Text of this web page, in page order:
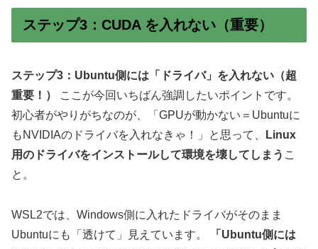
ステップ3：CUDA を入れない（重要）
ステップ3：Ubuntu側には「ドライバ」を入れない（超
重要！）
ここが今回いちばん強調したいポイントです。
初心者がやりがちなのが、「GPUが動かない＝Ubuntuに
もNVIDIAのドライバを入れなきゃ！」と思って、
Linux
用のドライバをインストールして環境を壊してしまう こ
と。
WSL2では、Windows側に入れたドライバがそのまま
Ubuntuにも「透けて」見えています。
「Ubuntu側には